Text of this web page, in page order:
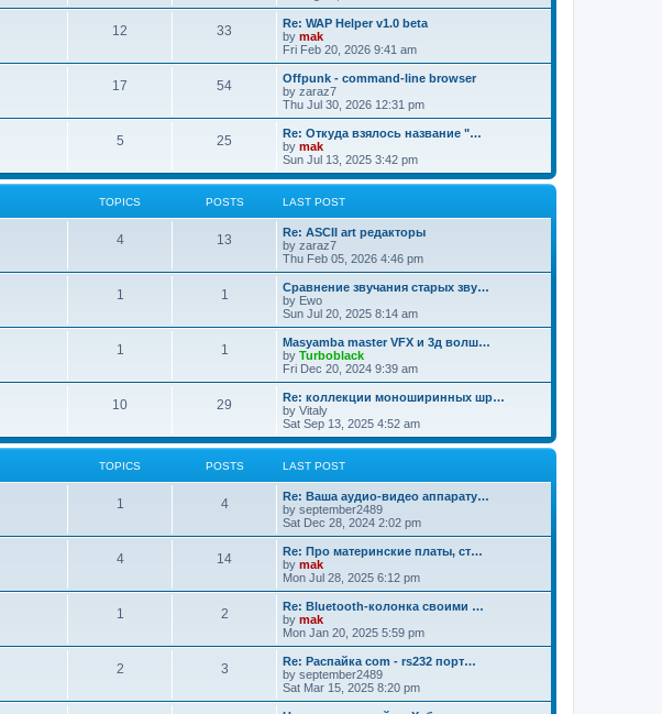
12 33
Re: WAP Helper v1.0 beta
by mak
Fri Feb 20, 2026 9:41 am
17 54
Offpunk - command-line browser
by zaraz7
Thu Jul 30, 2026 12:31 pm
5 25
Re: Откуда взялось название "…
by mak
Sun Jul 13, 2025 3:42 pm
TOPICS POSTS LAST POST
4 13
Re: ASCII art редакторы
by zaraz7
Thu Feb 05, 2026 4:46 pm
1 1
Сравнение звучания старых зву…
by Ewo
Sun Jul 20, 2025 8:14 am
1 1
Masyamba master VFX и 3д волш…
by Turboblack
Fri Dec 20, 2024 9:39 am
10 29
Re: коллекции моноширинных шр…
by Vitaly
Sat Sep 13, 2025 4:52 am
TOPICS POSTS LAST POST
1 4
Re: Ваша аудио-видео аппарату…
by september2489
Sat Dec 28, 2024 2:02 pm
4 14
Re: Про материнские платы, ст…
by mak
Mon Jul 28, 2025 6:12 pm
1 2
Re: Bluetooth-колонка своими …
by mak
Mon Jan 20, 2025 5:59 pm
2 3
Re: Распайка com - rs232 порт…
by september2489
Sat Mar 15, 2025 8:20 pm